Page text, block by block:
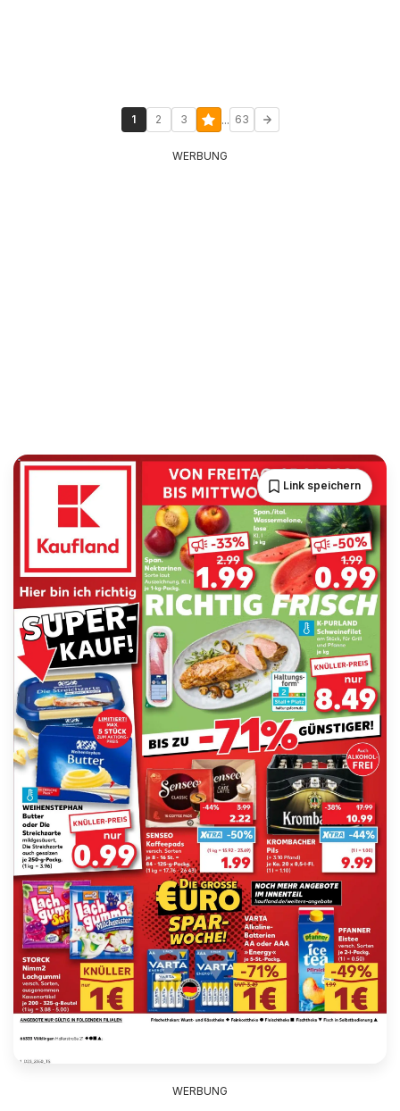
1 2 3 ... 63
WERBUNG
Link speichern
WERBUNG